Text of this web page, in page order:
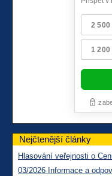
Nejčtenější články
Hlasování veřejnosti o
03/2026 Informace a